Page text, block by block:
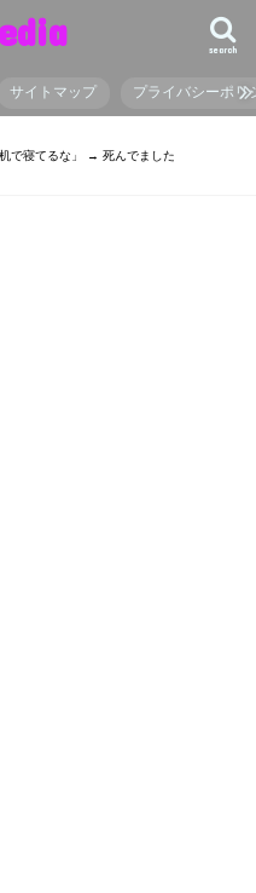
search
サイトマップ プライバシーポリ
で寝てるな」 → 死んでました